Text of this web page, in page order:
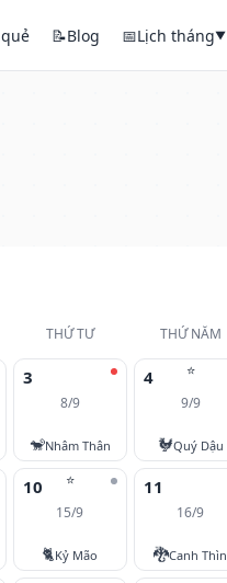
📝Blog 📅Lịch tháng▼
THỨ TƯ THỨ NĂM
3
8/9
🐒Nhâm Thân
⭐
4
9/9
🐓Quý Dậu
⭐
10
15/9
🐈Kỷ Mão
11
16/9
🐉Canh Thìn